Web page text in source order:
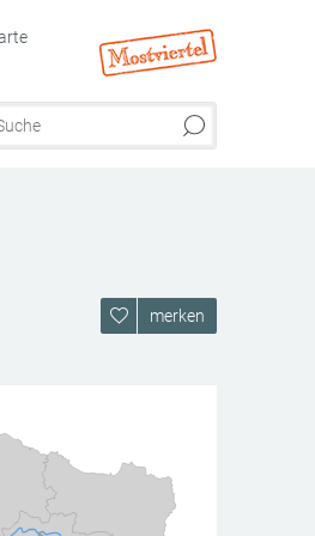
merken